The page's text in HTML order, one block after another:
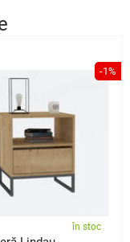
-1%
în stoc